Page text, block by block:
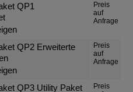
QP1
Preis
auf
Anfrage
QP2 Erweiterte
Preis
auf
Anfrage
QP3 Utility Paket
Preis